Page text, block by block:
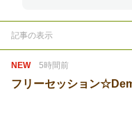
記事の表示
NEW 5時間前
フリーセッション